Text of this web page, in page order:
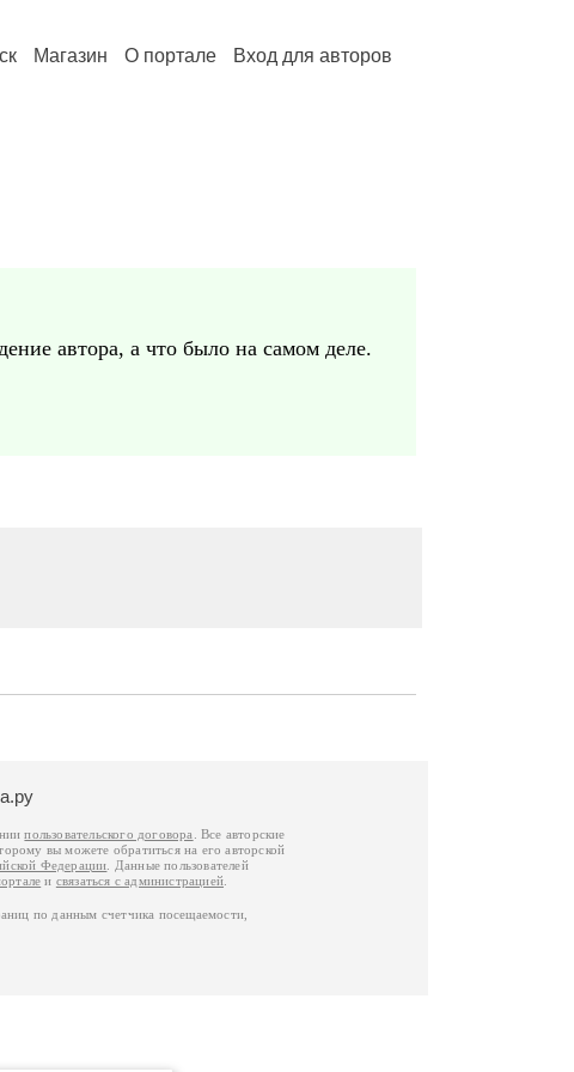
Магазин О портале Вход для авторов
автора, а что было на самом деле.
пользовательского договора
. Все авторские
вы можете обратиться на его авторской
Федерации . Данные пользователей
и связаться с администрацией
по данным счетчика посещаемости,